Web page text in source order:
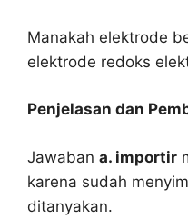
Manakah elektrode
elektrode redoks
Penjelasan dan
Jawaban a. importir
karena sudah
ditanyakan.